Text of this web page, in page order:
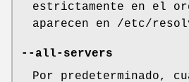
estrictamente en el
aparecen en /etc/
--all-servers
Por predeterminado,